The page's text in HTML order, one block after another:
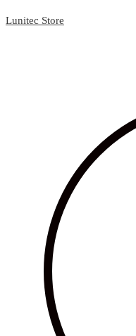
Lunitec Store